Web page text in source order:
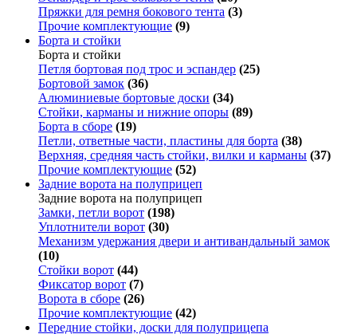
Пряжки для ремня бокового тента (3)
Прочие комплектующие (9)
Борта и стойки
Борта и стойки
Петля бортовая под трос и эспандер (25)
Бортовой замок (36)
Алюминиевые бортовые доски (34)
Стойки, карманы и нижние опоры (89)
Борта в сборе (19)
Петли, ответные части, пластины для борта (38)
Верхняя, средняя часть стойки, вилки и карманы (37)
Прочие комплектующие (52)
Задние ворота на полуприцеп
Задние ворота на полуприцеп
Замки, петли ворот (198)
Уплотнители ворот (30)
Механизм удержания двери и антивандальный замок
(10)
Стойки ворот (44)
Фиксатор ворот (7)
Ворота в сборе (26)
Прочие комплектующие (42)
Передние стойки, доски для полуприцепа